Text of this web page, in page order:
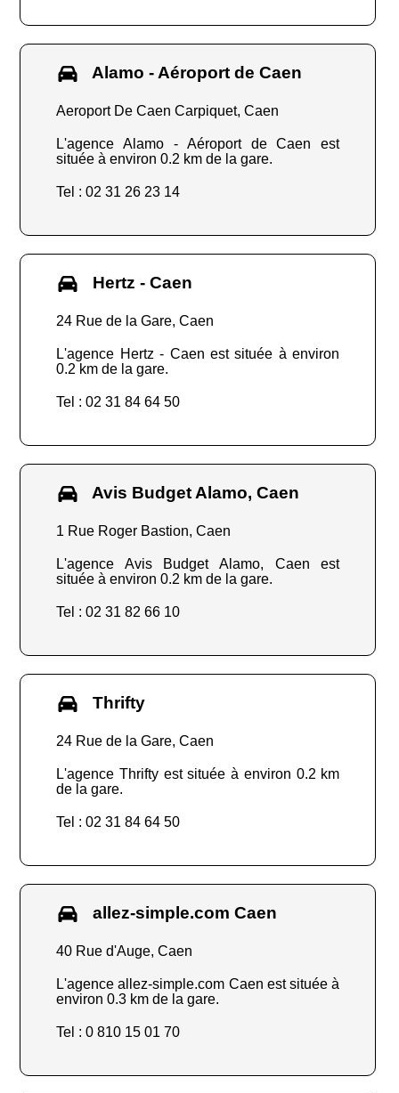
Alamo - Aéroport de Caen
Aeroport De Caen Carpiquet, Caen
L'agence Alamo - Aéroport de Caen est
située à environ 0.2 km de la gare.
Tel : 02 31 26 23 14
Hertz - Caen
24 Rue de la Gare, Caen
L'agence Hertz - Caen est située à environ
0.2 km de la gare.
Tel : 02 31 84 64 50
Avis Budget Alamo, Caen
1 Rue Roger Bastion, Caen
L'agence Avis Budget Alamo, Caen est
située à environ 0.2 km de la gare.
Tel : 02 31 82 66 10
Thrifty
24 Rue de la Gare, Caen
L'agence Thrifty est située à environ 0.2 km
de la gare.
Tel : 02 31 84 64 50
allez-simple.com Caen
40 Rue d'Auge, Caen
L'agence allez-simple.com Caen est située à
environ 0.3 km de la gare.
Tel : 0 810 15 01 70